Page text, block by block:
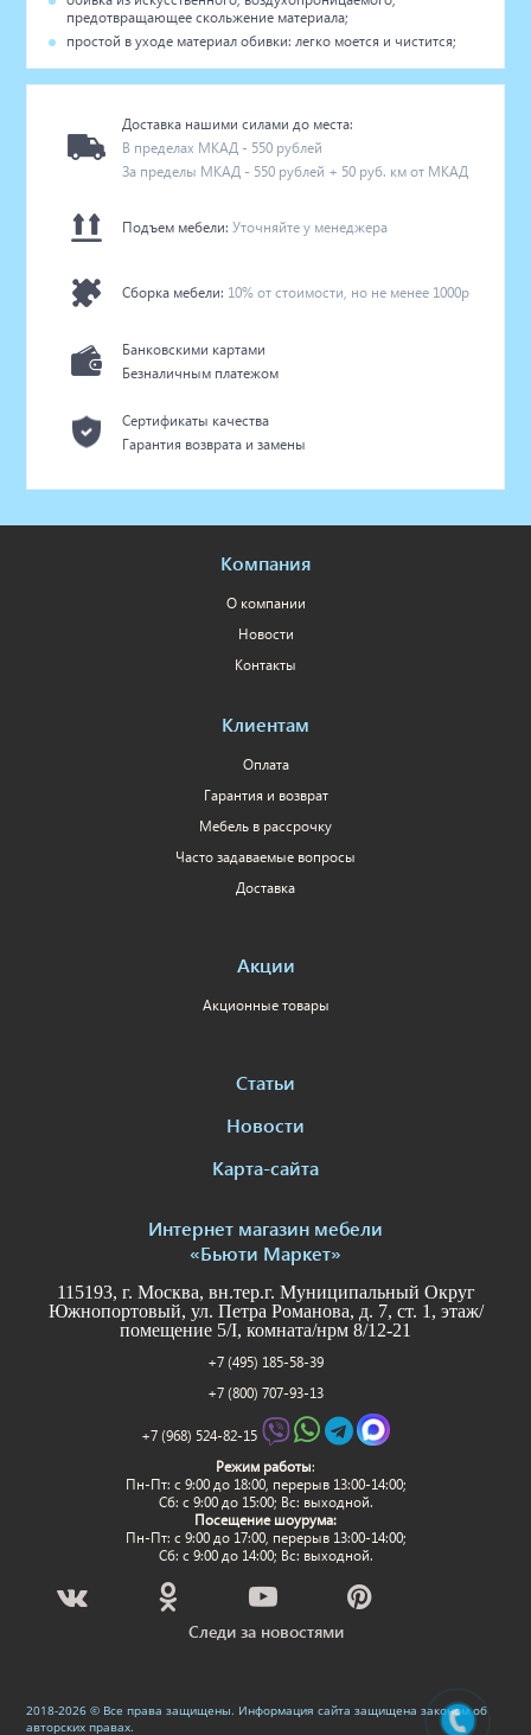
предотвращающее скольжение материала;
простой в уходе материал обивки: легко моется и чистится;
Доставка нашими силами до места:
В пределах МКАД - 550 рублей
За пределы МКАД - 550 рублей + 50 руб. км от МКАД
Подъем мебели:Уточняйте у менеджера
Сборка мебели: 10% от стоимости, но не менее 1000р
Банковскими картами
Безналичным платежом
Сертификаты качества
Гарантия возврата и замены
Компания
О компании
Новости
Контакты
Клиентам
Оплата
Гарантия и возврат
Мебель в рассрочку
Часто задаваемые вопросы
Доставка
Акции
Акционные товары
Статьи
Новости
Карта-сайта
Интернет магазин мебели
«Бьюти Маркет»
115193, г. Москва, вн.тер.г. Муниципальный Округ
Южнопортовый, ул. Петра Романова, д. 7, ст. 1, этаж/
помещение 5/I, комната/нрм 8/12-21
+7 (495) 185-58-39
+7 (800) 707-93-13
+7 (968) 524-82-15
Режим работы:
Пн-Пт: c 9:00 до 18:00, перерыв 13:00-14:00;
Сб: с 9:00 до 15:00; Вс: выходной.
Посещение шоурума:
Пн-Пт: c 9:00 до 17:00, перерыв 13:00-14:00;
Сб: с 9:00 до 14:00; Вс: выходной.
Следи за новостями
2018-2026 © Все права защищены. Информация сайта защищена законом об
авторских правах.